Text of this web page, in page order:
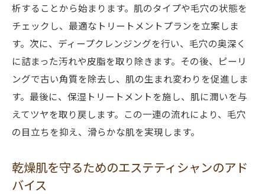
エステで行う具体的なケア内容
エステティシャンが教える季節ごとのケア
エステ前後の注意点
毛穴ケアと乾燥対策にかかる費用
エステの効果を最大限に引き出すポイント
エステで実現する新潟県中央区のつや肌への道
つや肌を目指すための基本ステップ
毛穴ケアと乾燥対策の相乗効果
析することから始まります。肌のタイプや毛穴の状態を
チェックし、最適なトリートメントプランを立案しま
す。次に、ディープクレンジングを行い、毛穴の奥深く
に詰まった汚れや皮脂を取り除きます。その後、ピーリ
ングで古い角質を除去し、肌の生まれ変わりを促進しま
す。最後に、保湿トリートメントを施し、肌に潤いを与
えてツヤを取り戻します。この一連の流れにより、毛穴
の目立ちを抑え、滑らかな肌を実現します。
乾燥肌を守るためのエステティシャンのアド
バイス